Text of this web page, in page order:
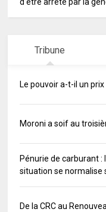
Tribune
Le pouvoir a-t-il un prix
Moroni a soif au
Pénurie de carburant :
situation se normalise
De la CRC au